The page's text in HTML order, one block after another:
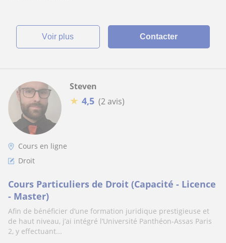
voir plus Contacter
Steven
★ 4,5 (2 avis)
Cours en ligne
Droit
Cours Particuliers de Droit (Capacité - Licence
- Master)
Afin de bénéficier d’une formation juridique prestigieuse et
de haut niveau, j’ai intégré l’Université Panthéon-Assas Paris
2, y effectuant...